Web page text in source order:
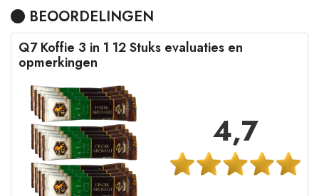
BEOORDELINGEN
Q7 Koffie 3 in 1 12 Stuks evaluaties en
opmerkingen
4,7